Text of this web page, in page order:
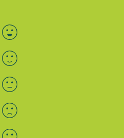
Bewertung auswählen